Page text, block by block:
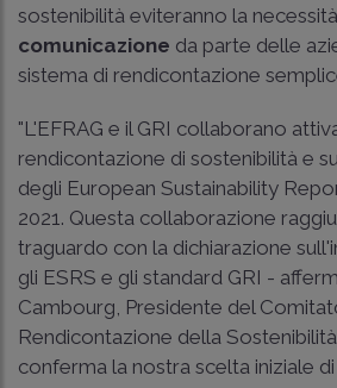
sostenibilità eviteranno la
comunicazione da parte delle
sistema di rendicontazione
"L'EFRAG e il GRI collaborano
rendicontazione di sostenibilità e
degli European Sustainability
2021. Questa collaborazione
traguardo con la dichiarazione
gli ESRS e gli standard GRI -
Cambourg, Presidente del
Rendicontazione della
conferma la nostra scelta iniziale